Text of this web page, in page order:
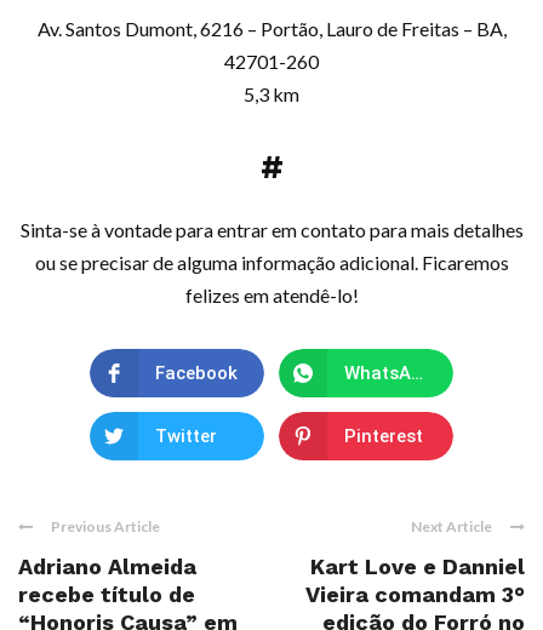
Av. Santos Dumont, 6216 – Portão, Lauro de Freitas – BA,
42701-260
5,3 km
#
Sinta-se à vontade para entrar em contato para mais detalhes
ou se precisar de alguma informação adicional. Ficaremos
felizes em atendê-lo!
Facebook WhatsApp
Twitter Pinterest
Previous Article
Adriano Almeida
recebe título de
“Honoris Causa” em
Next Article
Kart Love e Danniel
Vieira comandam 3°
edição do Forró no